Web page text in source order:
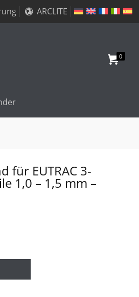
ARCLITE
0
für EUTRAC 3-
1,0 – 1,5 mm –